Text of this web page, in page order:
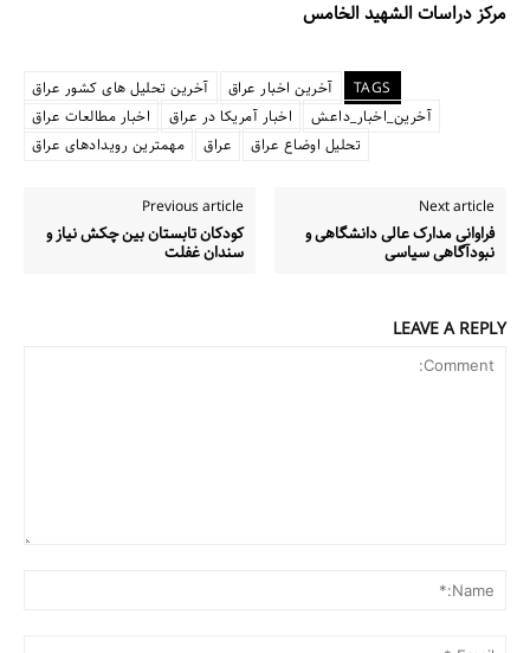
مرکز دراسات الشهيد الخامس
TAGS آخرین اخبار عراق
آخرین تحلیل های کشور عراق
آخرین_اخبار_داعش
اخبار آمریکا در عراق
اخبار مطالعات عراق
تحلیل اوضاع عراق
عراق مهمترین رویدادهای عراق
Previous article
کودکان تابستان بین چکش نیاز و
سندان غفلت
Next article
فراوانی مدارک عالی دانشگاهی و
نبودآگاهی سیاسی
LEAVE A REPLY